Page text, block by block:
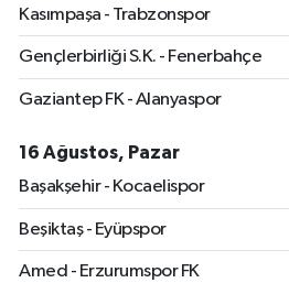
Kasımpaşa - Trabzonspor
Gençlerbirliği S.K. - Fenerbahçe
Gaziantep FK - Alanyaspor
16 Ağustos, Pazar
Başakşehir - Kocaelispor
Beşiktaş - Eyüpspor
Amed - Erzurumspor FK